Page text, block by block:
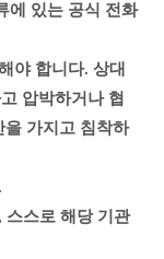
에 있는 공식 전화
야 합니다. 상대
압박하거나 협
을 가지고 침착하
스스로 해당 기관